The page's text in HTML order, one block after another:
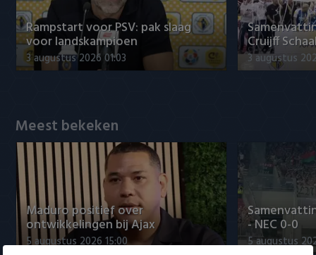
Sparta
Vitesse
Willem II
Rampstart voor PSV: pak slaag
voor landskampioen
3 augustus 2026 01:03
Cruijff
3 augustus
Meest bekeken
Maduro positief over
ontwikkelingen bij Ajax
5 augustus 2026 15:00
- NEC 0-0
5 augustus